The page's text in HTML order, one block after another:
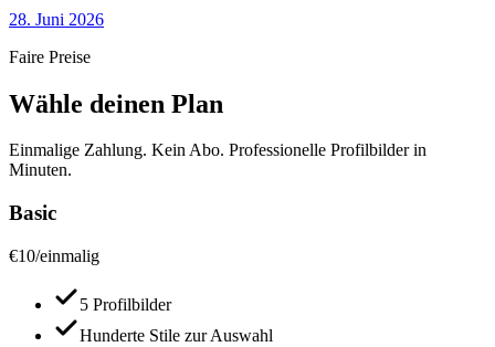
28. Juni 2026
Faire Preise
Wähle deinen Plan
Einmalige Zahlung. Kein Abo. Professionelle Profilbilder in
Minuten.
Basic
€10/einmalig
5 Profilbilder
Hunderte Stile zur Auswahl